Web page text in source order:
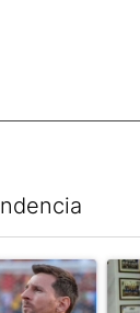
con el título
Un